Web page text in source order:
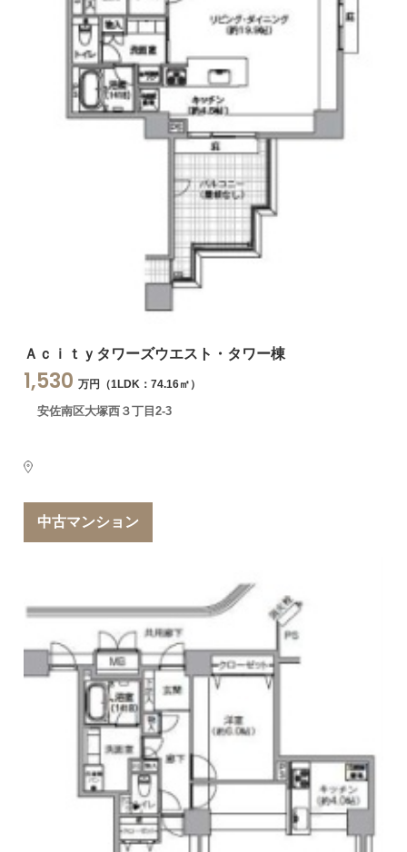
Ａｃｉｔｙタワーズウエスト・タワー棟
1,530 万円（1LDK：74.16㎡）
安佐南区大塚西３丁目2-3
中古マンション